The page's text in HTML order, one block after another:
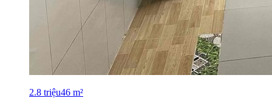
2.8 triệu46 m²